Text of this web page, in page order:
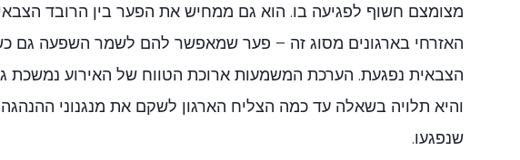
מצומצם חשוף לפגיעה בו. הוא גם ממחיש את הפער בין הרובד
האזרחי בארגונים מסוג זה – פער שמאפשר להם לשמר השפעה גם
הצבאית נפגעת. הערכת המשמעות ארוכת הטווח של האירוע נמשכת
והיא תלויה בשאלה עד כמה הצליח הארגון לשקם את מנגנוני ההנהגה
שנפגעו.